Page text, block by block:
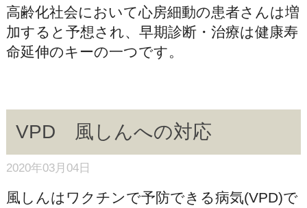
高齢化社会において心房細動の患者さんは増
加すると予想され、早期診断・治療は健康寿
命延伸のキーの一つです。
VPD 風しんへの対応
2020年03月04日
風しんはワクチンで予防できる病気(VPD)で